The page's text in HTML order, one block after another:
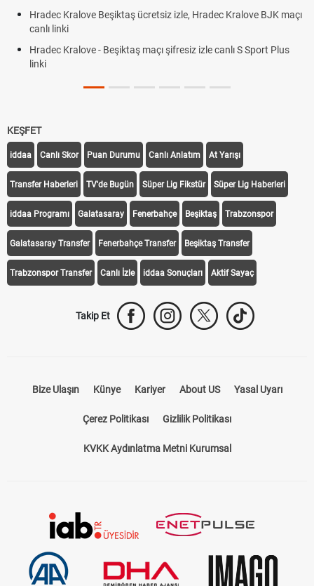
Hradec Kralove Beşiktaş ücretsiz izle, Hradec Kralove BJK maçı
canlı linki
Hradec Kralove - Beşiktaş maçı şifresiz izle canlı S Sport Plus
linki
KEŞFET
iddaa Canlı Skor Puan Durumu Canlı Anlatım At Yarışı
Transfer Haberleri TV'de Bugün Süper Lig Fikstür Süper Lig Haberleri
iddaa Programı Galatasaray Fenerbahçe Beşiktaş Trabzonspor
Galatasaray Transfer Fenerbahçe Transfer Beşiktaş Transfer
Trabzonspor Transfer Canlı İzle iddaa Sonuçları Aktif Sayaç
Takip Et
Bize Ulaşın Künye Kariyer About US Yasal Uyarı
Çerez Politikası Gizlilik Politikası
KVKK Aydınlatma Metni Kurumsal